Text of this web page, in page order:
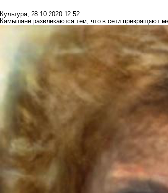
Культура, 28.10.2020 12:52
Камышане развлекаются тем, что в сети превращают